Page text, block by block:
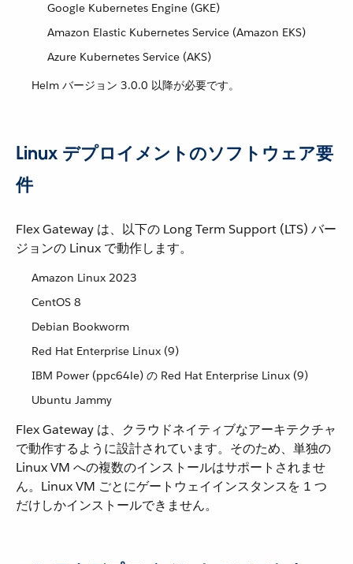
Google Kubernetes Engine (GKE)
Amazon Elastic Kubernetes Service (Amazon EKS)
Azure Kubernetes Service (AKS)
Helm バージョン 3.0.0 以降が必要です。
Linux デプロイメントのソフトウェア要
件
Flex Gateway は、以下の Long Term Support (LTS) バー
ジョンの Linux で動作します。
Amazon Linux 2023
CentOS 8
Debian Bookworm
Red Hat Enterprise Linux (9)
IBM Power (ppc64le) の Red Hat Enterprise Linux (9)
Ubuntu Jammy
Flex Gateway は、クラウドネイティブなアーキテクチャ
で動作するように設計されています。そのため、単独の
Linux VM への複数のインストールはサポートされませ
ん。Linux VM ごとにゲートウェイインスタンスを 1 つ
だけしかインストールできません。